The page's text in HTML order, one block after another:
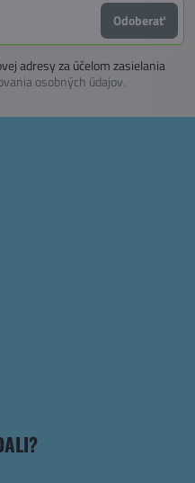
Odoberať
adresy za účelom zasielania
osobných údajov.